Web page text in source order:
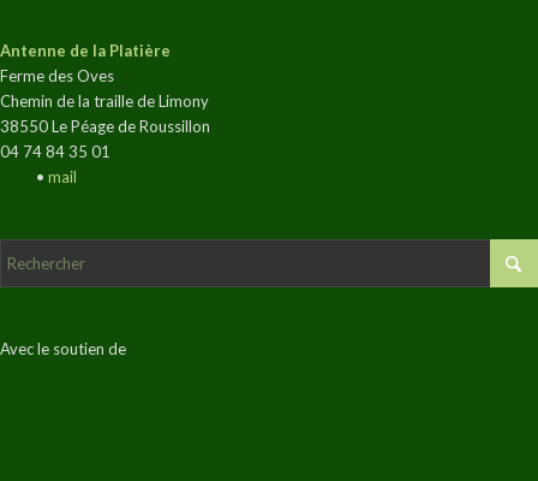
Antenne de la Platière
Ferme des Oves
Chemin de la traille de Limony
38550 Le Péage de Roussillon
04 74 84 35 01
• mail
Avec le soutien de